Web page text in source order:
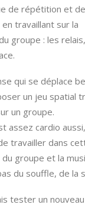
de répétition et
travaillant sur la
groupe : les
qui se déplace
un jeu spatial
un groupe.
assez cardio
travailler dans
groupe et la
du souffle, de la
tester un